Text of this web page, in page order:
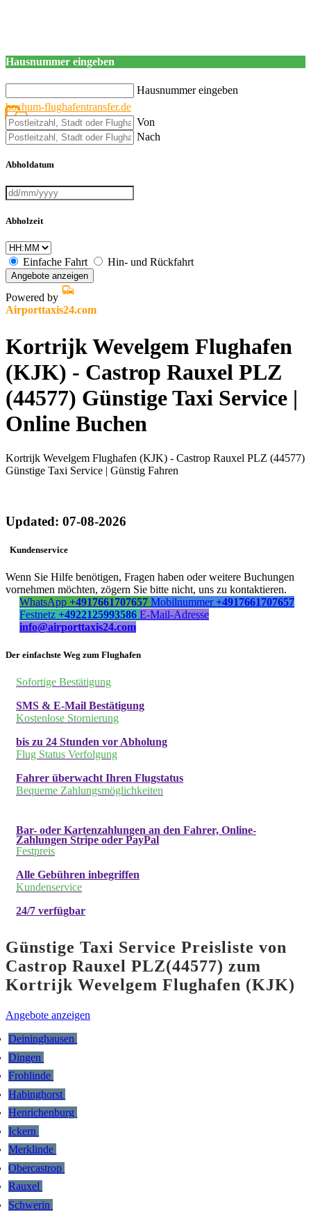
Hausnummer eingeben
Hausnummer eingeben
bochum-flughafentransfer.de
Von
Nach
Abholdatum
Abholzeit
Einfache Fahrt Hin- und Rückfahrt
Angebote anzeigen
Powered by
Airporttaxis24.com
Kortrijk Wevelgem Flughafen
(KJK) - Castrop Rauxel PLZ
(44577) Günstige Taxi Service |
Online Buchen
Kortrijk Wevelgem Flughafen (KJK) - Castrop Rauxel PLZ (44577)
Günstige Taxi Service | Günstig Fahren
Updated: 07-08-2026
Kundenservice
Wenn Sie Hilfe benötigen, Fragen haben oder weitere Buchungen
vornehmen möchten, zögern Sie bitte nicht, uns zu kontaktieren.
WhatsApp +4917661707657 Mobilnummer +4917661707657
Festnetz +4922125993586 E-Mail-Adresse
info@airporttaxis24.com
Der einfachste Weg zum Flughafen
Sofortige Bestätigung
SMS & E-Mail Bestätigung
Kostenlose Stornierung
bis zu 24 Stunden vor Abholung
Flug Status Verfolgung
Fahrer überwacht Ihren Flugstatus
Bequeme Zahlungsmöglichkeiten
Bar- oder Kartenzahlungen an den Fahrer, Online-
Zahlungen Stripe oder PayPal
Festpreis
Alle Gebühren inbegriffen
Kundenservice
24/7 verfügbar
Günstige Taxi Service Preisliste von
Castrop Rauxel PLZ(44577) zum
Kortrijk Wevelgem Flughafen (KJK)
Angebote anzeigen
Deininghausen
Dingen
Frohlinde
Habinghorst
Henrichenburg
Ickern
Merklinde
Obercastrop
Rauxel
Schwerin